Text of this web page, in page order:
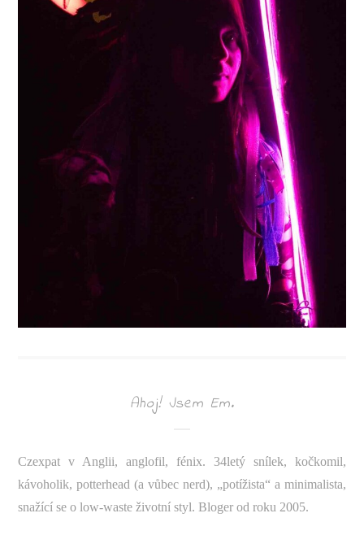
Ahoj! Jsem Em.
Czexpat v Anglii, anglofil, fénix. 34letý snílek, kočkomil,
kávoholik, potterhead (a vůbec nerd), „potížista“ a minimalista,
snažící se o low-waste životní styl. Bloger od roku 2005.